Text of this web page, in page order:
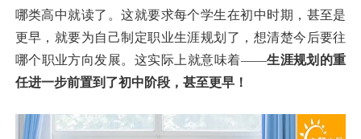
哪类高中就读了。这就要求每个学生在初中时期，甚至是
更早，就要为自己制定职业生涯规划了，想清楚今后要往
哪个职业方向发展。这实际上就意味着——生涯规划的重
任进一步前置到了初中阶段，甚至更早！